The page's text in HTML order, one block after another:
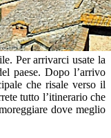
Per arrivarci usate la
paese. Dopo l’arrivo
che risale verso il
tutto l’itinerario che
dove meglio